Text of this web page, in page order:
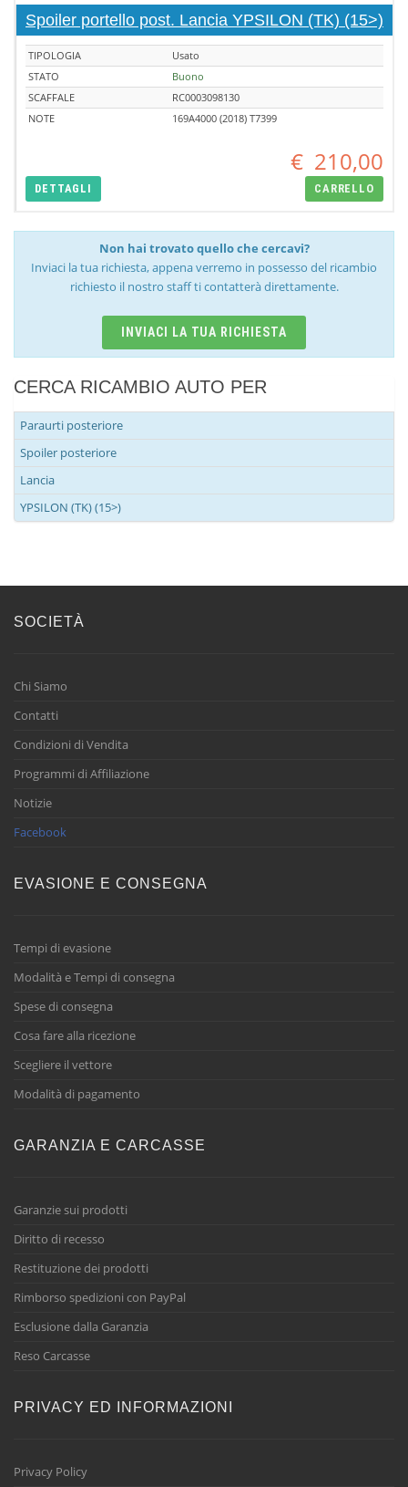
Spoiler portello post. Lancia YPSILON (TK) (15>)
TIPOLOGIA
Usato
STATO
Buono
SCAFFALE
RC0003098130
NOTE
169A4000 (2018) T7399
€ 210,00
DETTAGLI CARRELLO
Non hai trovato quello che cercavi?
Inviaci la tua richiesta, appena verremo in possesso del ricambio
richiesto il nostro staff ti contatterà direttamente.
INVIACI LA TUA RICHIESTA
CERCA RICAMBIO AUTO PER
Paraurti posteriore
Spoiler posteriore
Lancia
YPSILON (TK) (15>)
SOCIETÀ
Chi Siamo
Contatti
Condizioni di Vendita
Programmi di Affiliazione
Notizie
Facebook
EVASIONE E CONSEGNA
Tempi di evasione
Modalità e Tempi di consegna
Spese di consegna
Cosa fare alla ricezione
Scegliere il vettore
Modalità di pagamento
GARANZIA E CARCASSE
Garanzie sui prodotti
Diritto di recesso
Restituzione dei prodotti
Rimborso spedizioni con PayPal
Esclusione dalla Garanzia
Reso Carcasse
PRIVACY ED INFORMAZIONI
Privacy Policy